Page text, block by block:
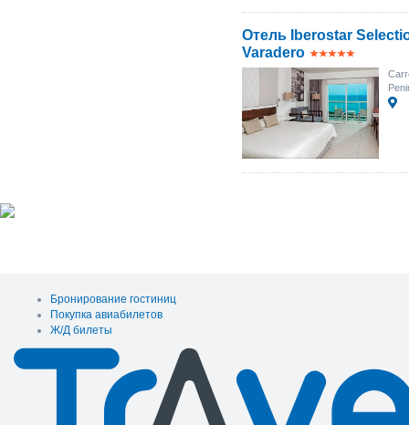
Отель Iberostar
Varadero
Бронирование гостиниц
Покупка авиабилетов
Ж/Д билеты